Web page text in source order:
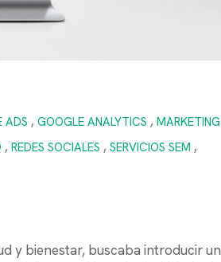
ADS , GOOGLE ANALYTICS , MARKETING
, REDES SOCIALES , SERVICIOS SEM ,
y bienestar, buscaba introducir un